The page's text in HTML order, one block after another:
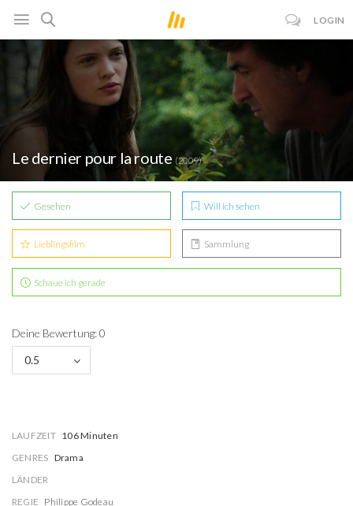
LOGIN
Le dernier pour la route (2009)
Gesehen Will ich sehen
Lieblingsfilm Sammlung
Schaue ich gerade
Deine Bewertung: 0
0.5
LAUFZEIT 106 Minuten
GENRES Drama
LÄNDER
REGIE Philippe Godeau